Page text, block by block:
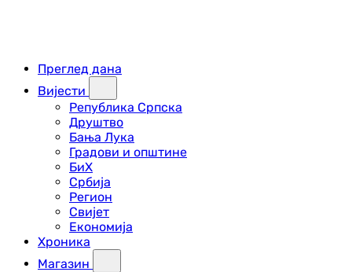
Преглед дана
Вијести
Република Српска
Друштво
Бања Лука
Градови и општине
БиХ
Србија
Регион
Свијет
Економија
Хроника
Магазин